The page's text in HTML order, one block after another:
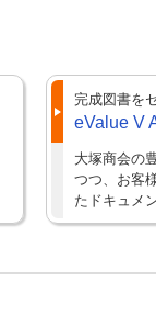
完成図書を
eValue V
大塚商会の
つつ、お客
たドキュメ